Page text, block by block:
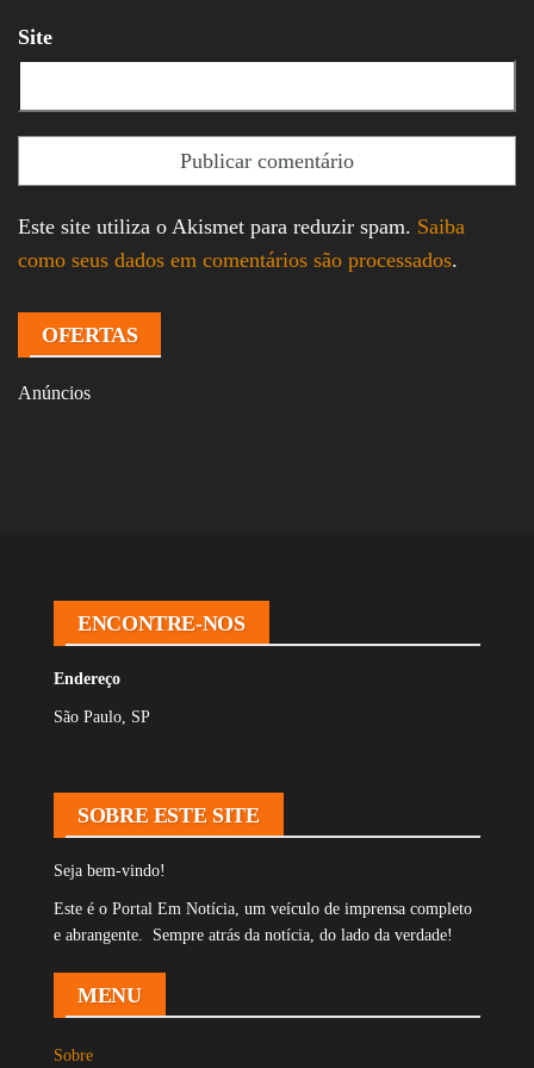
Site
Este site utiliza o Akismet para reduzir spam. Saiba
como seus dados em comentários são processados.
OFERTAS
Anúncios
ENCONTRE-NOS
Endereço
São Paulo, SP
SOBRE ESTE SITE
Seja bem-vindo!
Este é o Portal Em Notícia, um veículo de imprensa completo
e abrangente. Sempre atrás da notícia, do lado da verdade!
MENU
Sobre